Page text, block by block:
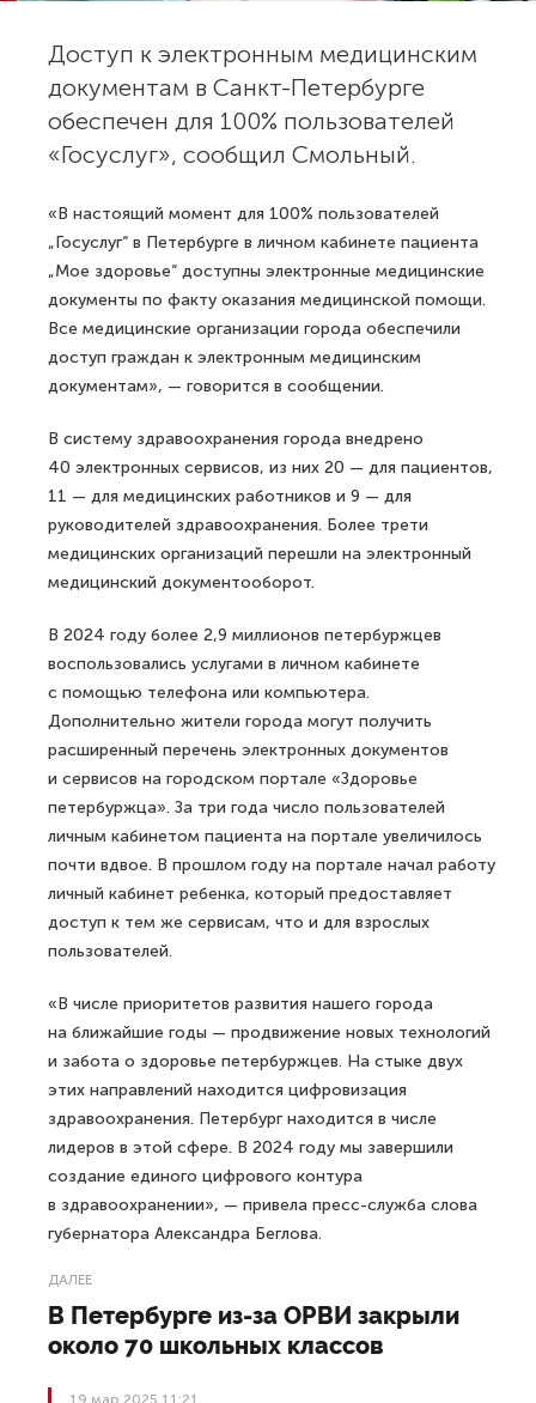
Доступ к электронным медицинским
документам в Санкт-Петербурге
обеспечен для 100% пользователей
«Госуслуг», сообщил Смольный.
«В настоящий момент для 100% пользователей
„Госуслуг“ в Петербурге в личном кабинете пациента
„Мое здоровье“ доступны электронные медицинские
документы по факту оказания медицинской помощи.
Все медицинские организации города обеспечили
доступ граждан к электронным медицинским
документам», — говорится в сообщении.
В систему здравоохранения города внедрено
40 электронных сервисов, из них 20 — для пациентов,
11 — для медицинских работников и 9 — для
руководителей здравоохранения. Более трети
медицинских организаций перешли на электронный
медицинский документооборот.
В 2024 году более 2,9 миллионов петербуржцев
воспользовались услугами в личном кабинете
с помощью телефона или компьютера.
Дополнительно жители города могут получить
расширенный перечень электронных документов
и сервисов на городском портале «Здоровье
петербуржца». За три года число пользователей
личным кабинетом пациента на портале увеличилось
почти вдвое. В прошлом году на портале начал работу
личный кабинет ребенка, который предоставляет
доступ к тем же сервисам, что и для взрослых
пользователей.
«В числе приоритетов развития нашего города
на ближайшие годы — продвижение новых технологий
и забота о здоровье петербуржцев. На стыке двух
этих направлений находится цифровизация
здравоохранения. Петербург находится в числе
лидеров в этой сфере. В 2024 году мы завершили
создание единого цифрового контура
в здравоохранении», — привела пресс-служба слова
губернатора Александра Беглова.
ДАЛЕЕ
В Петербурге из-за ОРВИ закрыли
около 70 школьных классов